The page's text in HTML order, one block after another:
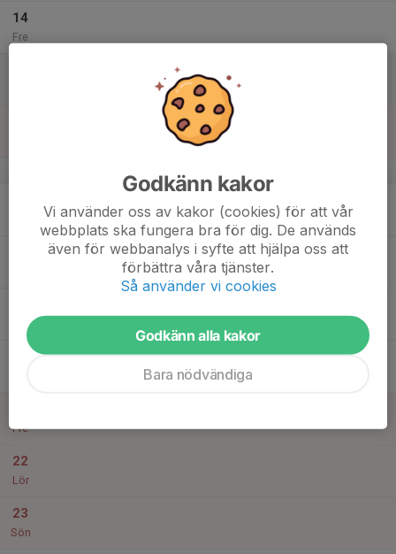
14
Fre
Ons
Fre
22
Lör
23
Sön
Godkänn kakor
Vi använder oss av kakor (cookies) för att vår
webbplats ska fungera bra för dig. De används
även för webbanalys i syfte att hjälpa oss att
förbättra våra tjänster.
Så använder vi cookies
Godkänn alla kakor
Bara nödvändiga